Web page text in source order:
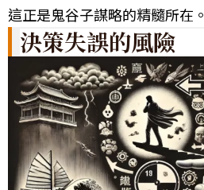
這正是鬼谷子謀略的精髓所在。
決策失誤的風險